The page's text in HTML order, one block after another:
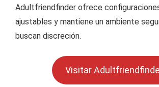
Adultfriendfinder ofrece
ajustables y mantiene un ambiente
buscan discreción.
Visitar